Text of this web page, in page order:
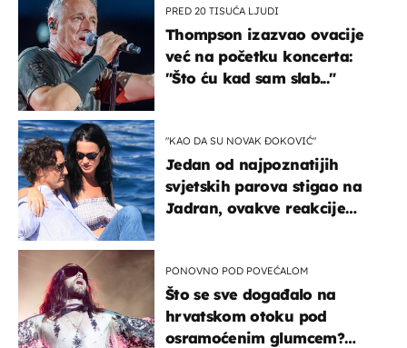
PRED 20 TISUĆA LJUDI
Thompson izazvao ovacije
već na početku koncerta:
"Što ću kad sam slab..."
"KAO DA SU NOVAK ĐOKOVIĆ"
Jedan od najpoznatijih
svjetskih parova stigao na
Jadran, ovakve reakcije
PONOVNO POD POVEĆALOM
Što se sve događalo na
hrvatskom otoku pod
osramoćenim glumcem?